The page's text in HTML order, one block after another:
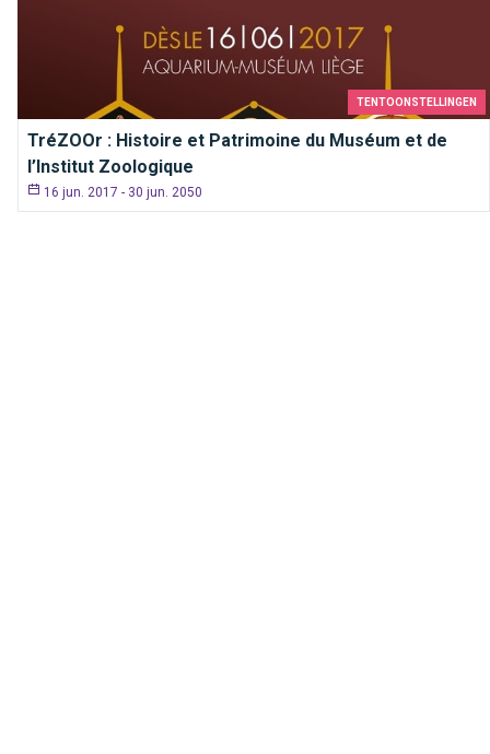
TENTOONSTELLINGEN
TréZOOr : Histoire et Patrimoine du Muséum et de
l’Institut Zoologique
16 jun. 2017 - 30 jun. 2050